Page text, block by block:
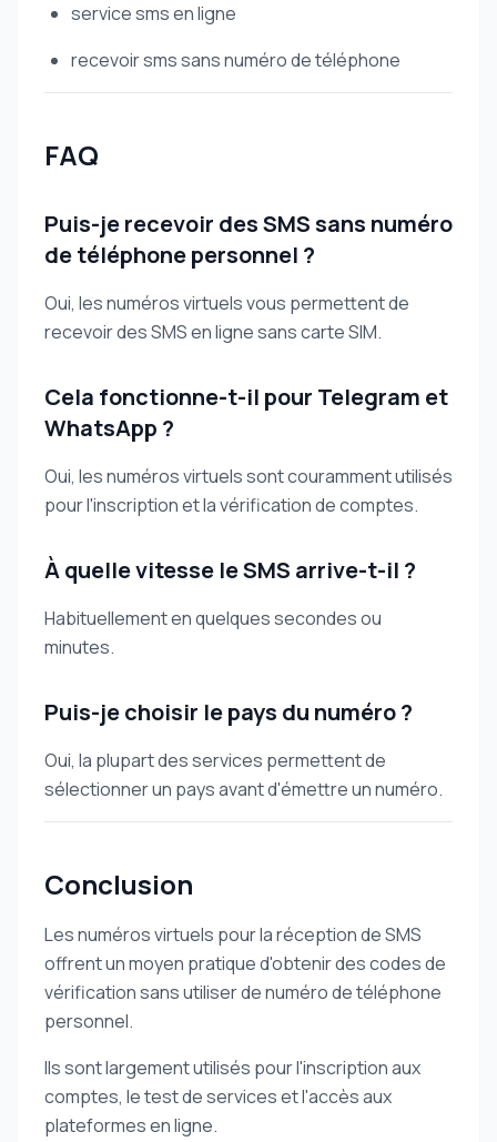
service sms en ligne
recevoir sms sans numéro de téléphone
FAQ
Puis-je recevoir des SMS sans numéro
de téléphone personnel ?
Oui, les numéros virtuels vous permettent de
recevoir des SMS en ligne sans carte SIM.
Cela fonctionne-t-il pour Telegram et
WhatsApp ?
Oui, les numéros virtuels sont couramment utilisés
pour l'inscription et la vérification de comptes.
À quelle vitesse le SMS arrive-t-il ?
Habituellement en quelques secondes ou
minutes.
Puis-je choisir le pays du numéro ?
Oui, la plupart des services permettent de
sélectionner un pays avant d'émettre un numéro.
Conclusion
Les numéros virtuels pour la réception de SMS
offrent un moyen pratique d'obtenir des codes de
vérification sans utiliser de numéro de téléphone
personnel.
Ils sont largement utilisés pour l'inscription aux
comptes, le test de services et l'accès aux
plateformes en ligne.